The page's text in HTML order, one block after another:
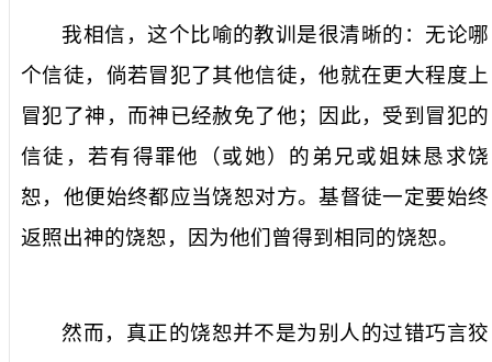
我相信，这个比喻的教训是很清晰的：无论哪
个信徒，倘若冒犯了其他信徒，他就在更大程度上
冒犯了神，而神已经赦免了他；因此，受到冒犯的
信徒，若有得罪他（或她）的弟兄或姐妹恳求饶
恕，他便始终都应当饶恕对方。基督徒一定要始终
返照出神的饶恕，因为他们曾得到相同的饶恕。
然而，真正的饶恕并不是为别人的过错巧言狡